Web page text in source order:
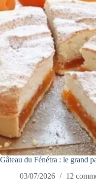
Gâteau du Fénétra : le grand
03/07/2026
12